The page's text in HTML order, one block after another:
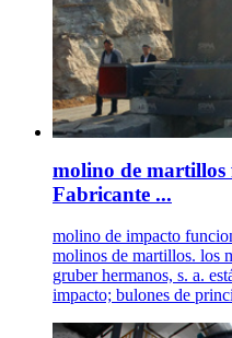
molino de
Fabricante ...
molino de impacto
molinos de martillos. los
gruber hermanos, s. a.
impacto; bulones de